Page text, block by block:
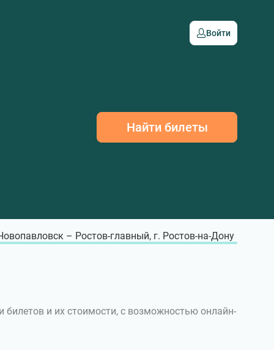
Войти
Найти билеты
– Ростов-главный, г. Ростов-на-Дону
билетов и их стоимости, с возможностью онлайн-